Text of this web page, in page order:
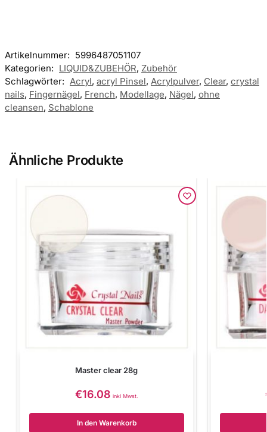
Artikelnummer: 5996487051107
Kategorien: LIQUID&ZUBEHÖR, Zubehör
Schlagwörter: Acryl, acryl Pinsel, Acrylpulver, Clear, crystal
nails, Fingernägel, French, Modellage, Nägel, ohne
cleansen, Schablone
Ähnliche Produkte
Master clear 28g
€16.08 inkl Mwst.
In den Warenkorb